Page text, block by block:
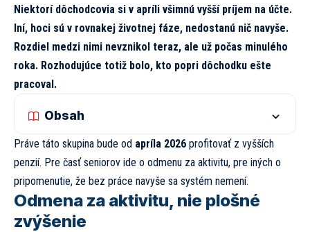
Niektorí dôchodcovia si v apríli všimnú vyšší príjem na účte.
Iní, hoci sú v rovnakej životnej fáze, nedostanú nič navyše.
Rozdiel medzi nimi nevznikol teraz, ale už počas minulého
roka. Rozhodujúce totiž bolo, kto popri dôchodku ešte
pracoval.
Obsah
Práve táto skupina bude od apríla 2026 profitovať z vyšších
penzií. Pre časť seniorov ide o odmenu za aktivitu, pre iných o
pripomenutie, že bez práce navyše sa systém nemení.
Odmena za aktivitu, nie plošné
zvýšenie